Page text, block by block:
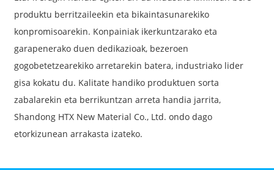
produktu berritzaileekin eta bikaintasunarekiko
konpromisoarekin. Konpainiak ikerkuntzarako eta
garapenerako duen dedikazioak, bezeroen
gogobetetzearekiko arretarekin batera, industriako lider
gisa kokatu du. Kalitate handiko produktuen sorta
zabalarekin eta berrikuntzan arreta handia jarrita,
Shandong HTX New Material Co., Ltd. ondo dago
etorkizunean arrakasta izateko.